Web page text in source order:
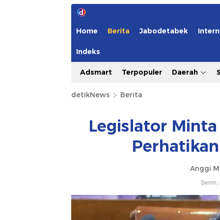
Home Berita Jabodetabek
Indeks
Adsmart Terpopuler Daerah
detikNews Berita
Legislator
Anggi
Senin,